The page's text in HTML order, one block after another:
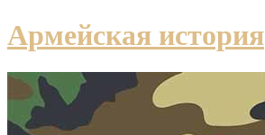
Армейская история